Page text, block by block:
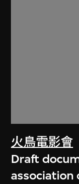
火鳥電影會
Draft
association